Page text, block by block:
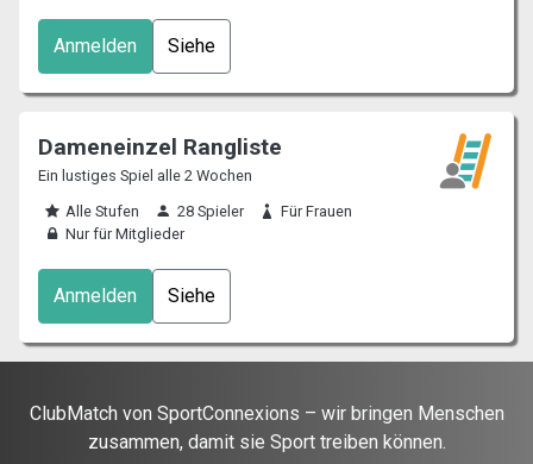
Anmelden Siehe
Dameneinzel Rangliste
Ein lustiges Spiel alle 2 Wochen
Alle Stufen
28 Spieler
Für Frauen
Nur für Mitglieder
Anmelden Siehe
ClubMatch von SportConnexions – wir bringen Menschen
zusammen, damit sie Sport treiben können.